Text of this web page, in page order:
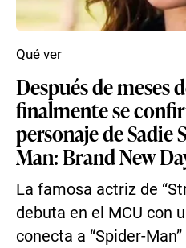
Después de meses
finalmente se
personaje de Sadie
Man: Brand New
La famosa actriz de
debuta en el MCU con
conecta a “Spider-
Qué ver